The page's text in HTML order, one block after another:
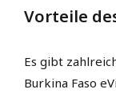
Vorteile
Es gibt
Burkina Faso